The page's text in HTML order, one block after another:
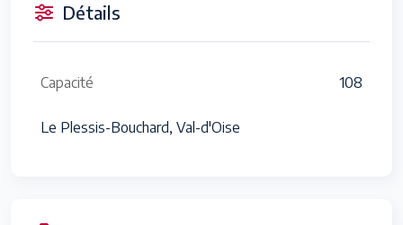
Détails
Capacité 108
Le Plessis-Bouchard, Val-d'Oise